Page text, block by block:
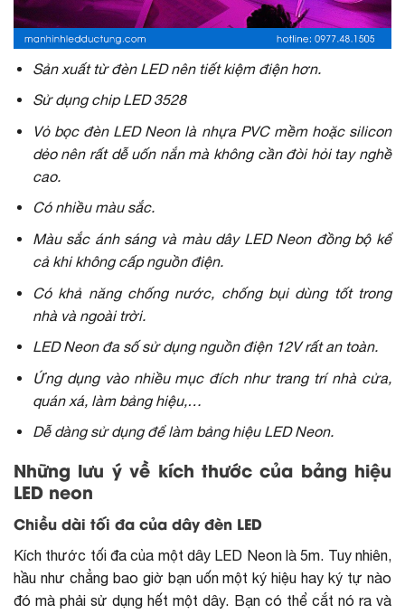
Sản xuất từ đèn LED nên tiết kiệm điện hơn.
Sử dụng chip LED 3528
Vỏ bọc đèn LED Neon là nhựa PVC mềm hoặc silicon
dẻo nên rất dễ uốn nắn mà không cần đòi hỏi tay nghề
cao.
Có nhiều màu sắc.
Màu sắc ánh sáng và màu dây LED Neon đồng bộ kể
cả khi không cấp nguồn điện.
Có khả năng chống nước, chống bụi dùng tốt trong
nhà và ngoài trời.
LED Neon đa số sử dụng nguồn điện 12V rất an toàn.
Ứng dụng vào nhiều mục đích như trang trí nhà cửa,
quán xá, làm bảng hiệu,…
Dễ dàng sử dụng để làm bảng hiệu LED Neon.
Những lưu ý về kích thước của bảng hiệu
LED neon
Chiều dài tối đa của dây đèn LED
Kích thước tối đa của một dây LED Neon là 5m. Tuy nhiên,
hầu như chẳng bao giờ bạn uốn một ký hiệu hay ký tự nào
đó mà phải sử dụng hết một dây. Bạn có thể cắt nó ra và